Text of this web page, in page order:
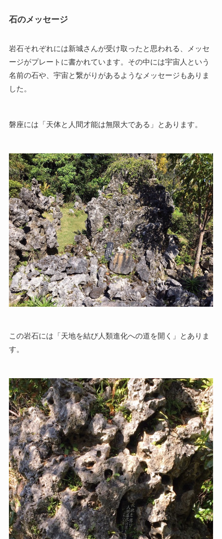
石のメッセージ
岩石それぞれには新城さんが受け取ったと思われる、メッセ
ージがプレートに書かれています。その中には宇宙人という
名前の石や、宇宙と繋がりがあるようなメッセージもありま
した。
磐座には「天体と人間才能は無限大である」とあります。
この岩石には「天地を結び人類進化への道を開く」とありま
す。